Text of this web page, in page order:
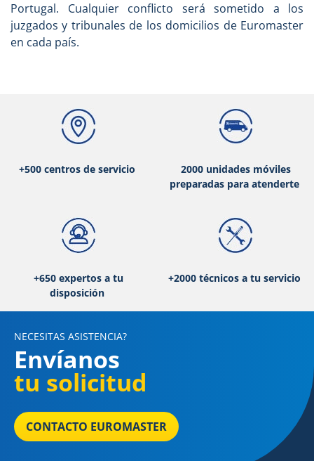
Portugal. Cualquier conflicto será sometido a los
juzgados y tribunales de los domicilios de Euromaster
en cada país.
+500 centros de servicio
2000 unidades móviles
preparadas para atenderte
+650 expertos a tu
disposición
+2000 técnicos a tu servicio
NECESITAS ASISTENCIA?
Envíanos
tu solicitud
CONTACTO EUROMASTER